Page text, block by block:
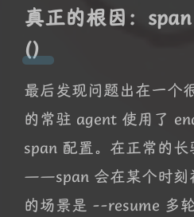
真正的根因：
()
最后发现问题出在一个
的常驻 agent 使用了
span 配置。在正常的
——span 会在某个时刻
的场景是 --resume 多